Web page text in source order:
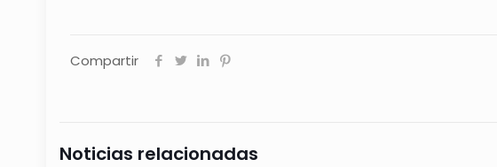
Compartir
Noticias relacionadas